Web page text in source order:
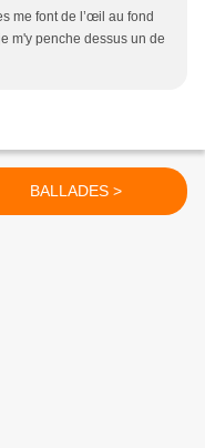
me font de l’œil au fond
m'y penche dessus un de
BALLADES >